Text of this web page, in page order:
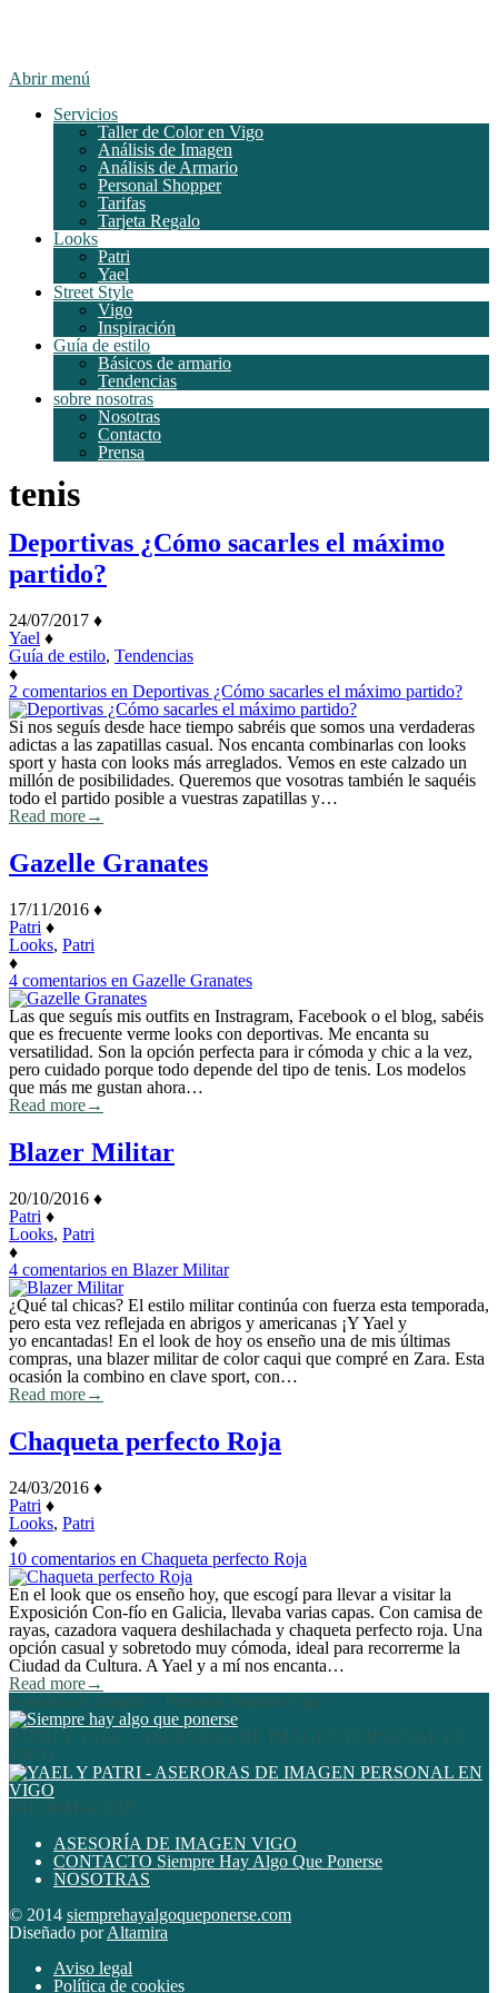
Abrir menú
Servicios
Taller de Color en Vigo
Análisis de Imagen
Análisis de Armario
Personal Shopper
Tarifas
Tarjeta Regalo
Looks
Patri
Yael
Street Style
Vigo
Inspiración
Guía de estilo
Básicos de armario
Tendencias
sobre nosotras
Nosotras
Contacto
Prensa
tenis
Deportivas ¿Cómo sacarles el máximo
partido?
24/07/2017 ♦
Yael ♦
Guía de estilo, Tendencias
♦
2 comentarios en Deportivas ¿Cómo sacarles el máximo partido?
Si nos seguís desde hace tiempo sabréis que somos una verdaderas
adictas a las zapatillas casual. Nos encanta combinarlas con looks
sport y hasta con looks más arreglados. Vemos en este calzado un
millón de posibilidades. Queremos que vosotras también le saquéis
todo el partido posible a vuestras zapatillas y…
Read more→
Gazelle Granates
17/11/2016 ♦
Patri ♦
Looks, Patri
♦
4 comentarios en Gazelle Granates
Las que seguís mis outfits en Instragram, Facebook o el blog, sabéis
que es frecuente verme looks con deportivas. Me encanta su
versatilidad. Son la opción perfecta para ir cómoda y chic a la vez,
pero cuidado porque todo depende del tipo de tenis. Los modelos
que más me gustan ahora…
Read more→
Blazer Militar
20/10/2016 ♦
Patri ♦
Looks, Patri
♦
4 comentarios en Blazer Militar
¿Qué tal chicas? El estilo militar continúa con fuerza esta temporada,
pero esta vez reflejada en abrigos y americanas ¡Y Yael y
yo encantadas! En el look de hoy os enseño una de mis últimas
compras, una blazer militar de color caqui que compré en Zara. Esta
ocasión la combino en clave sport, con…
Read more→
Chaqueta perfecto Roja
24/03/2016 ♦
Patri ♦
Looks, Patri
♦
10 comentarios en Chaqueta perfecto Roja
En el look que os enseño hoy, que escogí para llevar a visitar la
Exposición Con-fío en Galicia, llevaba varias capas. Con camisa de
rayas, cazadora vaquera deshilachada y chaqueta perfecto roja. Una
opción casual y sobretodo muy cómoda, ideal para recorrerme la
Ciudad da Cultura. A Yael y a mí nos encanta…
Read more→
Asesoría de imagen – Personal shopper Vigo
PATRI Y YAEL – ASERORAS DE IMAGEN PERSONAL EN
VIGO
INFORMACIÓN
ASESORÍA DE IMAGEN VIGO
CONTACTO Siempre Hay Algo Que Ponerse
NOSOTRAS
© 2014 siemprehayalgoqueponerse.com
Diseñado porAltamira
Aviso legal
Política de cookies